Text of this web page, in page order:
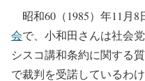
昭和60（1985）年11月8
会で、小和田さんは社会
シスコ講和条約に関する
で裁判を受諾しているわ